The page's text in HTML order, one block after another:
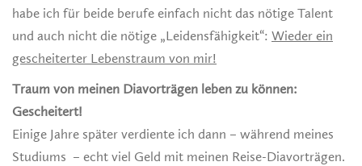
habe ich für beide berufe einfach nicht das nötige Talent
und auch nicht die nötige „Leidensfähigkeit“: Wieder ein
gescheiterter Lebenstraum von mir!
Traum von meinen Diavorträgen leben zu können:
Gescheitert!
Einige Jahre später verdiente ich dann – während meines
Studiums – echt viel Geld mit meinen Reise-Diavorträgen.